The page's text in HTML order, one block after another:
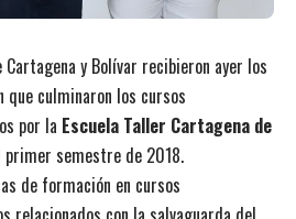
Cartagena y Bolívar recibieron ayer los
culminaron los cursos
por la Escuela Taller Cartagena de
primer semestre de 2018.
de formación en cursos